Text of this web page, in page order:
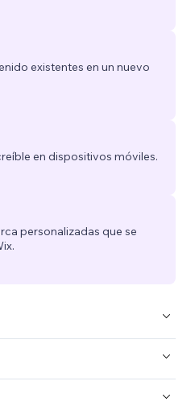
existentes en un nuevo
en dispositivos móviles.
personalizadas que se